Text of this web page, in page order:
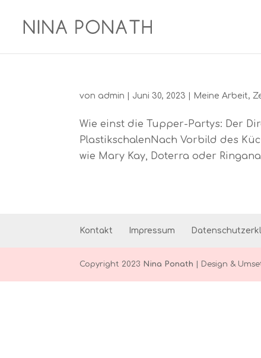
von admin Juni 30, 2023 Meine Arbeit,
Wie einst die Tupper-Partys: Der
PlastikschalenNach Vorbild des
wie Mary Kay, Doterra oder
Kontakt Impressum
Copyright 2023 Nina Ponath | Design &